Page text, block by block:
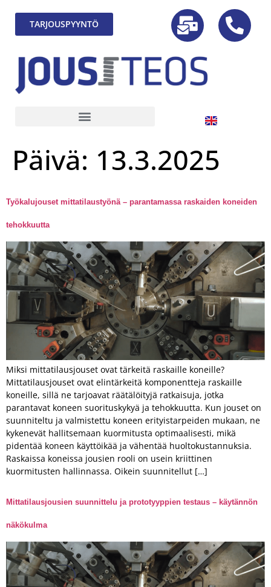
TARJOUSPYYNTÖ
Päivä: 13.3.2025
Työkalujouset mittatilaustyönä – parantamassa raskaiden koneiden
tehokkuutta
Miksi mittatilausjouset ovat tärkeitä raskaille koneille?
Mittatilausjouset ovat elintärkeitä komponentteja raskaille
koneille, sillä ne tarjoavat räätälöityjä ratkaisuja, jotka
parantavat koneen suorituskykyä ja tehokkuutta. Kun jouset on
suunniteltu ja valmistettu koneen erityistarpeiden mukaan, ne
kykenevät hallitsemaan kuormitusta optimaalisesti, mikä
pidentää koneen käyttöikää ja vähentää huoltokustannuksia.
Raskaissa koneissa jousien rooli on usein kriittinen
kuormitusten hallinnassa. Oikein suunnitellut […]
Mittatilausjousien suunnittelu ja prototyyppien testaus – käytännön
näkökulma